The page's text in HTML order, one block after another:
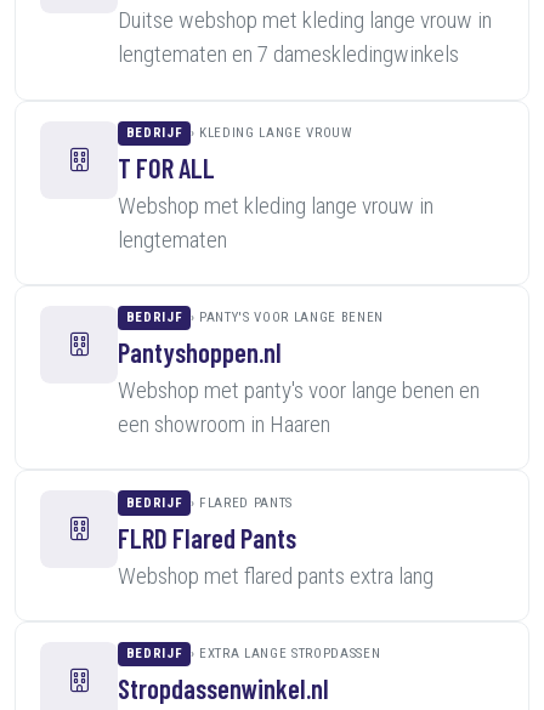
Duitse webshop met kleding lange vrouw in
lengtematen en 7 dameskledingwinkels
BEDRIJF KLEDING LANGE VROUW
T FOR ALL
Webshop met kleding lange vrouw in
lengtematen
BEDRIJF PANTY'S VOOR LANGE BENEN
Pantyshoppen.nl
Webshop met panty's voor lange benen en
een showroom in Haaren
BEDRIJF FLARED PANTS
FLRD Flared Pants
Webshop met flared pants extra lang
BEDRIJF EXTRA LANGE STROPDASSEN
Stropdassenwinkel.nl